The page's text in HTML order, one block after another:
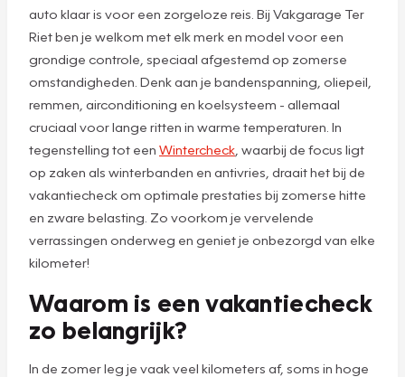
auto klaar is voor een zorgeloze reis. Bij Vakgarage Ter
Riet ben je welkom met elk merk en model voor een
grondige controle, speciaal afgestemd op zomerse
omstandigheden. Denk aan je bandenspanning, oliepeil,
remmen, airconditioning en koelsysteem - allemaal
cruciaal voor lange ritten in warme temperaturen. In
tegenstelling tot een Wintercheck , waarbij de focus ligt
op zaken als winterbanden en antivries, draait het bij de
vakantiecheck om optimale prestaties bij zomerse hitte
en zware belasting. Zo voorkom je vervelende
verrassingen onderweg en geniet je onbezorgd van elke
kilometer!
Waarom is een vakantiecheck
zo belangrijk?
In de zomer leg je vaak veel kilometers af, soms in hoge